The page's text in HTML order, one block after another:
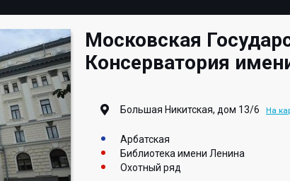
Московская
Консерватория
Большая Никитская, дом 13/6 На
Арбатская
Библиотека имени Ленина
Охотный ряд